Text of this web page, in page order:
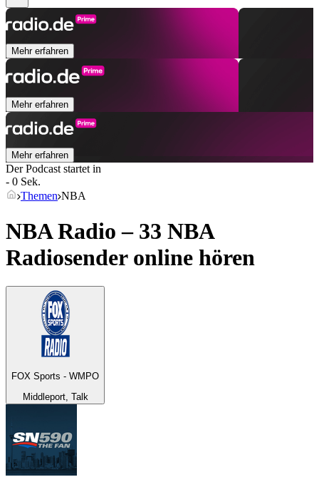
Mehr erfahren
Mehr erfahren
Mehr erfahren
Der Podcast startet in
- 0 Sek.
Themen NBA
NBA Radio – 33 NBA
Radiosender online hören
FOX Sports - WMPO
Middleport, Talk